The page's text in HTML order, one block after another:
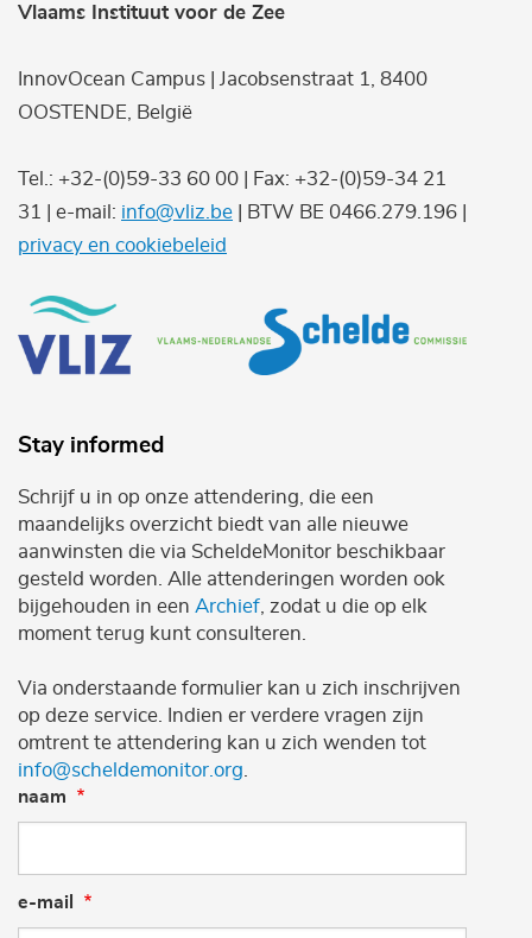
Vlaams Instituut voor de Zee
InnovOcean Campus | Jacobsenstraat 1, 8400
OOSTENDE, België
Tel.: +32-(0)59-33 60 00 | Fax: +32-(0)59-34 21
31 | e-mail: info@vliz.be | BTW BE 0466.279.196 |
privacy en cookiebeleid
Stay informed
Schrijf u in op onze attendering, die een
maandelijks overzicht biedt van alle nieuwe
aanwinsten die via ScheldeMonitor beschikbaar
gesteld worden. Alle attenderingen worden ook
bijgehouden in een Archief , zodat u die op elk
moment terug kunt consulteren.
Via onderstaande formulier kan u zich inschrijven
op deze service. Indien er verdere vragen zijn
omtrent te attendering kan u zich wenden tot
info@scheldemonitor.org
naam
e-mail